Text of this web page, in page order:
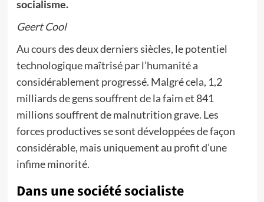
socialisme.
Geert Cool
Au cours des deux derniers siècles, le potentiel
technologique maîtrisé par l’humanité a
considérablement progressé. Malgré cela, 1,2
milliards de gens souffrent de la faim et 841
millions souffrent de malnutrition grave. Les
forces productives se sont développées de façon
considérable, mais uniquement au profit d’une
infime minorité.
Dans une société socialiste